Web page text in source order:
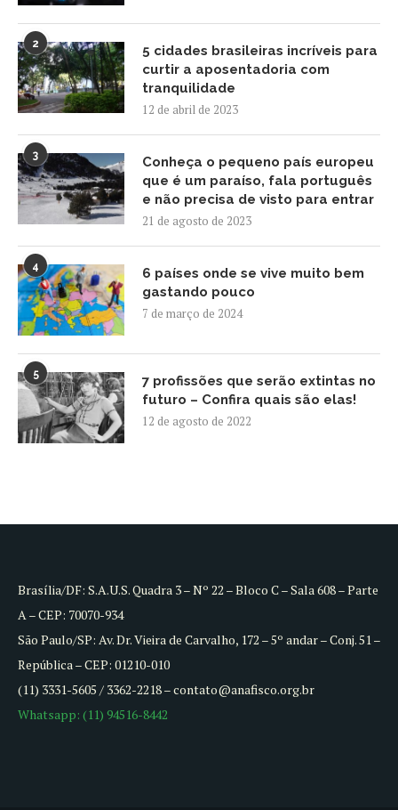
2
5 cidades brasileiras incríveis para
curtir a aposentadoria com
tranquilidade
12 de abril de 2023
3
Conheça o pequeno país europeu
que é um paraíso, fala português
e não precisa de visto para entrar
21 de agosto de 2023
4
6 países onde se vive muito bem
gastando pouco
7 de março de 2024
5
7 profissões que serão extintas no
futuro – Confira quais são elas!
12 de agosto de 2022
Brasília/DF: S.A.U.S. Quadra 3 – Nº 22 – Bloco C – Sala 608 – Parte
A – CEP: 70070-934
São Paulo/SP: Av. Dr. Vieira de Carvalho, 172 – 5º andar – Conj. 51 –
República – CEP: 01210-010
(11) 3331-5605 / 3362-2218 – contato@anafisco.org.br
Whatsapp: (11) 94516-8442